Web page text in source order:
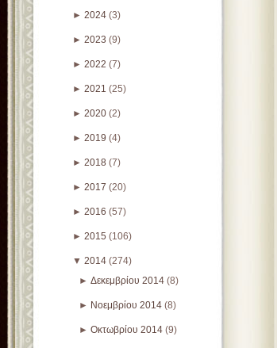
► 2024 (3)
► 2023 (9)
► 2022 (7)
► 2021 (25)
► 2020 (2)
► 2019 (4)
► 2018 (7)
► 2017 (20)
► 2016 (57)
► 2015 (106)
▼ 2014 (274)
► Δεκεμβρίου 2014 (8)
► Νοεμβρίου 2014 (8)
► Οκτωβρίου 2014 (9)